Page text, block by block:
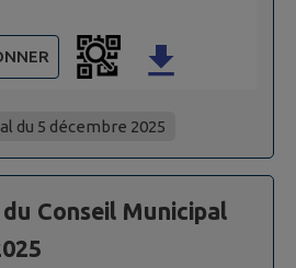
du 5 décembre 2025
Conseil Municipal